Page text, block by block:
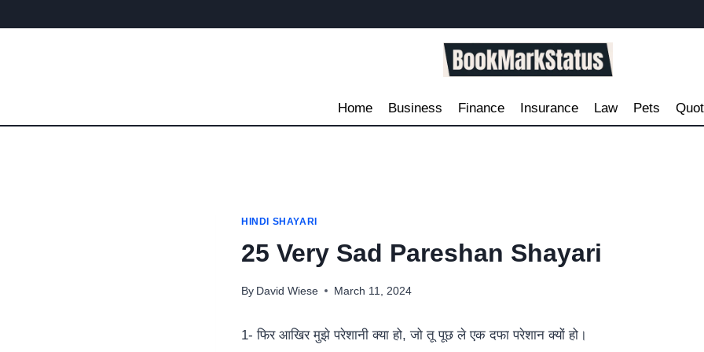
to
Home Business Finance Insurance Law Pets
HINDI SHAYARI
25 Very Sad Pareshan Shayari
By David Wiese March 11, 2024
1- फिर आखिर मुझे परेशानी क्या हो, जो तू पूछ ले एक दफा परेशान क्यों हो।